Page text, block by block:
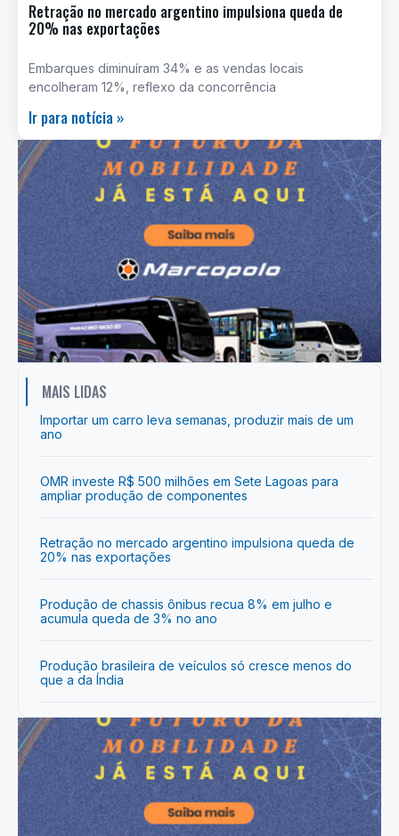
Retração no mercado argentino impulsiona queda de
20% nas exportações
Embarques diminuíram 34% e as vendas locais
encolheram 12%, reflexo da concorrência
Ir para notícia »
MAIS LIDAS
Importar um carro leva semanas, produzir mais de um
ano
OMR investe R$ 500 milhões em Sete Lagoas para
ampliar produção de componentes
Retração no mercado argentino impulsiona queda de
20% nas exportações
Produção de chassis ônibus recua 8% em julho e
acumula queda de 3% no ano
Produção brasileira de veículos só cresce menos do
que a da Índia